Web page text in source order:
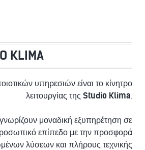
KLIMA
υπηρεσιών είναι το κίνητρο
λειτουργίας της Studio Klima.
μοναδική εξυπηρέτηση σε
επίπεδο με την προσφορά
λύσεων και πλήρους τεχνικής